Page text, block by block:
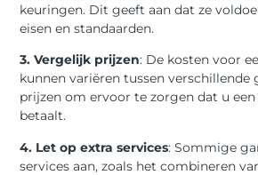
keuringen. Dit geeft aan dat ze
eisen en standaarden.
3. Vergelijk prijzen: De kosten voor
kunnen variëren tussen verschillende
prijzen om ervoor te zorgen dat u
betaalt.
4. Let op extra services: Sommige
services aan, zoals het combineren